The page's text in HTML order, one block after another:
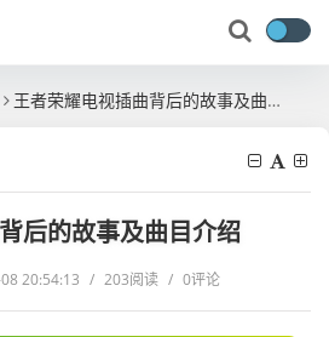
王者荣耀电视插曲背后的故事及曲目介绍
后的故事及曲目介绍
20:54:13 / 203阅读 / 0评论